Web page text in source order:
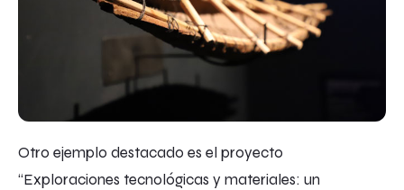
Otro ejemplo destacado es el proyecto
“Exploraciones tecnológicas y materiales: un